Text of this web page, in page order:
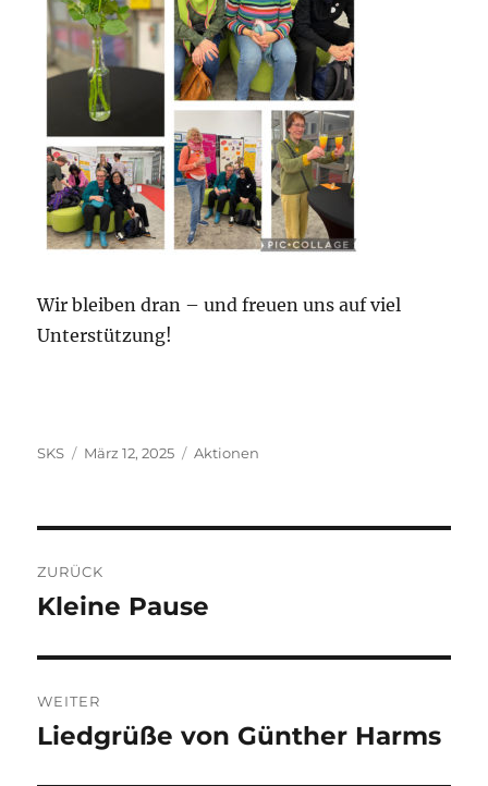
Wir bleiben dran – und freuen uns auf viel
Unterstützung!
Autor
SKS
Veröffentlicht
März 12, 2025 Kategorien
Aktionen
ZURÜCK
Vorheriger
Kleine Pause
WEITER
Nächster
Liedgrüße von Günther Harms